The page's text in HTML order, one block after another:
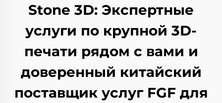
Stone 3D: Экспертные
услуги по крупной 3D-
печати рядом с вами и
доверенный китайский
поставщик услуг FGF для